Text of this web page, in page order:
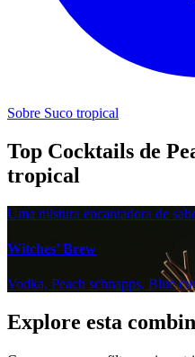
Sobre Suco tropical
Top Cocktails de
tropical
Uma mistura encantadora de
Witches’ Brew
Vodka, Peach schnapps, Blue
Explore esta